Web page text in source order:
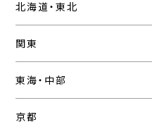
北海道・東北
関東
東海・中部
京都